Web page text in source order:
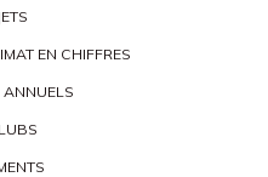
EN CHIFFRES
ANNUELS